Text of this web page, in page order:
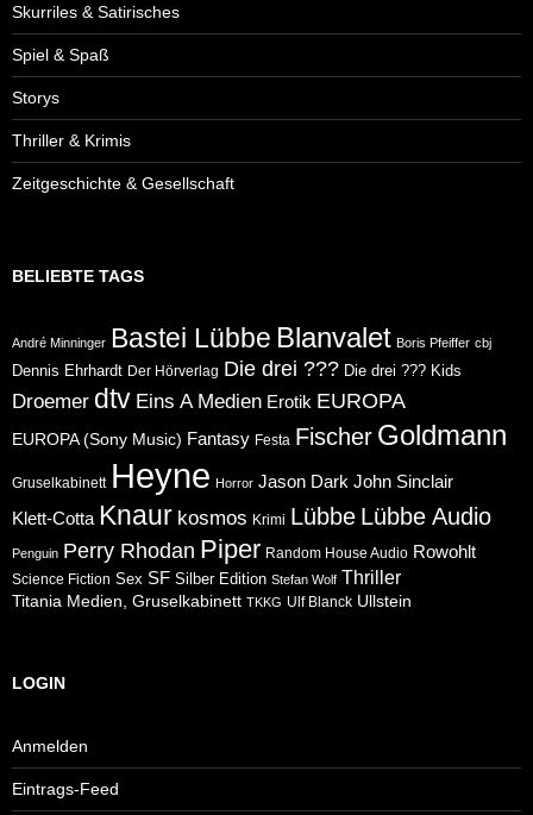
Skurriles & Satirisches
Spiel & Spaß
Storys
Thriller & Krimis
Zeitgeschichte & Gesellschaft
BELIEBTE TAGS
André Minninger Bastei Lübbe Blanvalet Boris Pfeiffer cbj
Dennis Ehrhardt Der Hörverlag Die drei ??? Die drei ??? Kids
Droemer dtv Eins A Medien Erotik EUROPA
EUROPA (Sony Music) Fantasy Festa Fischer Goldmann
Gruselkabinett Heyne Horror Jason Dark John Sinclair
Klett-Cotta Knaur kosmos Krimi Lübbe Lübbe Audio
Penguin Perry Rhodan Piper Random House Audio Rowohlt
Science Fiction Sex SF Silber Edition Stefan Wolf Thriller
Titania Medien, Gruselkabinett TKKG Ulf Blanck Ullstein
LOGIN
Anmelden
Eintrags-Feed